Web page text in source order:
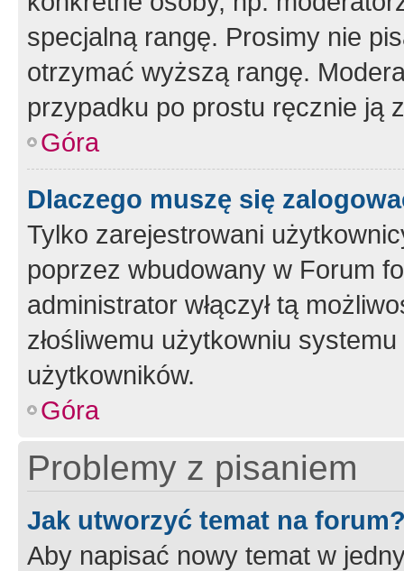
specjalną rangę. Prosimy nie
otrzymać wyższą rangę.
przypadku po prostu ręcznie ją
Góra
Dlaczego muszę się
Tylko zarejestrowani
poprzez wbudowany w Forum
administrator włączył tą
złośliwemu użytkowniu
użytkowników.
Góra
Problemy z pisaniem
Jak utworzyć temat na
Aby napisać nowy temat w